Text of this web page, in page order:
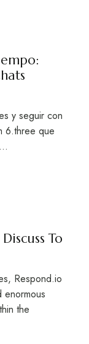
y seguir con
6.three que
To
Respond.io
enormous
the